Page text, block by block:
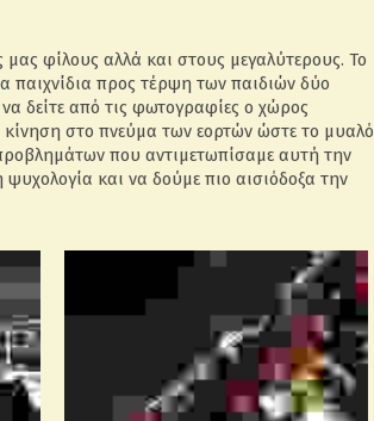
φίλους αλλά και στους μεγαλύτερους. Το
προς τέρψη των παιδιών δύο
δείτε από τις φωτογραφίες ο χώρος
κίνηση στο πνεύμα των εορτών ώστε το μυαλό
που αντιμετωπίσαμε αυτή την
και να δούμε πιο αισιόδοξα την